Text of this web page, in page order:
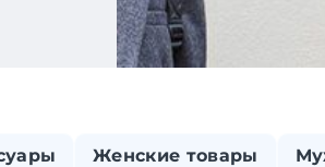
Женские товары